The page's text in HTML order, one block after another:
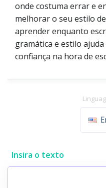
onde costuma errar e
melhorar o seu estilo
aprender enquanto
gramática e estilo
confiança na hora de
Insira o texto